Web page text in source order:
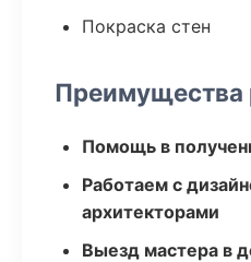
Покраска стен
Преимущества
Помощь в
Работаем с
архитекторами
Выезд мастера в